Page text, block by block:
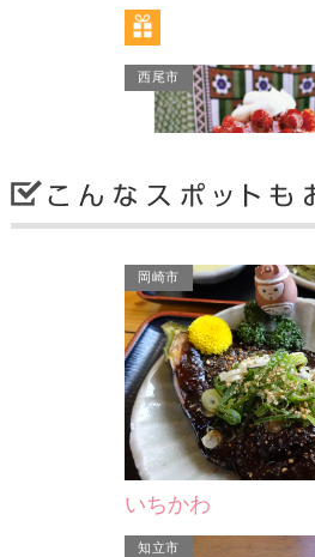
いちごソースとミル
ぷりかけて、手作りフ
西尾市
亀屋米津
私ども「亀屋米
をお届けするた
そして独自の
西尾市
岡崎市
いちかわ
知立市